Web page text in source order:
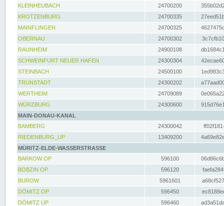
KLEINHEUBACH 24700200
KROTZENBURG
24700335
MAINFLINGEN
24700325
OBERNAU
24700302
RAUNHEIM
24900108
SCHWEINFURT NEUER HAFEN
24300304
STEINBACH
24500100
TRUNSTADT
24300202
WERTHEIM
24709089
WÜRZBURG
24300600
MAIN-DONAU-KANAL
BAMBERG
24300042
RIEDENBURG_UP
13409200
MÜRITZ-ELDE-WASSERSTRASSE
BARKOW OP
596100
BOBZIN OP
596120
BUROW
5961601
DÖMITZ OP
596450
DÖMITZ UP
596460